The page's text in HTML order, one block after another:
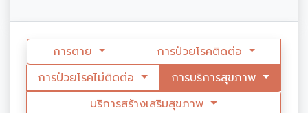
การตาย
การป่วยโรคติดต่อ
การป่วยโรคไม่ติดต่อ
การบริการสุขภาพ
บริการสร้างเสริมสุขภาพ